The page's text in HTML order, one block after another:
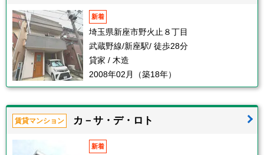
新着
埼玉県新座市野火止８丁目
武蔵野線/新座駅/ 徒歩28分
貸家 / 木造
2008年02月（築18年）
賃貸マンション カ－サ・デ・ロト
新着